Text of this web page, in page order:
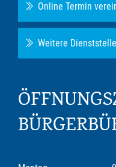
Online Termin
Weitere